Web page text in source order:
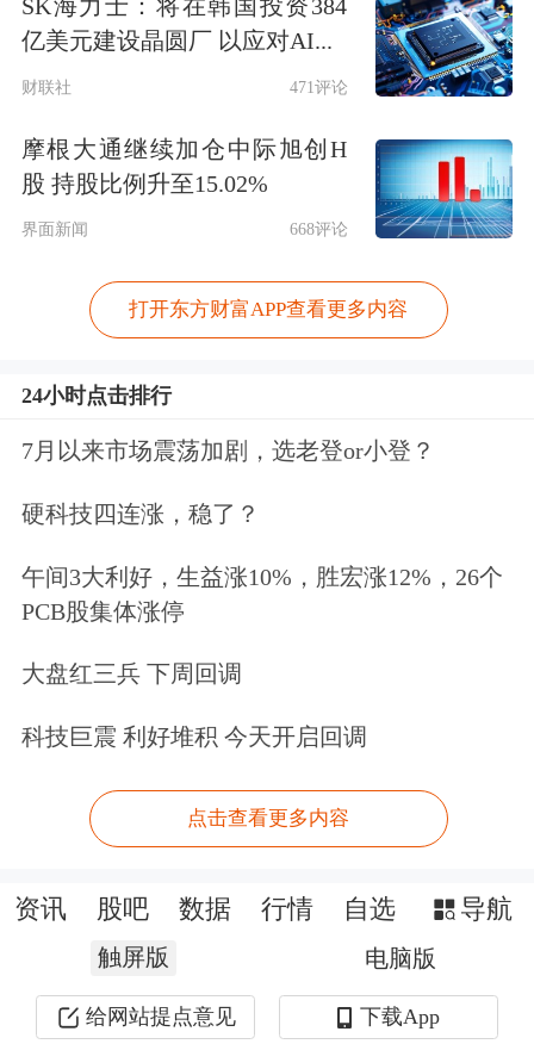
SK海力士：将在韩国投资384
亿美元建设晶圆厂 以应对AI...
财联社 471评论
摩根大通继续加仓中际旭创H
股 持股比例升至15.02%
界面新闻 668评论
打开东方财富APP查看更多内容
24小时点击排行
7月以来市场震荡加剧，选老登or小登？
硬科技四连涨，稳了？
午间3大利好，生益涨10%，胜宏涨12%，26个
PCB股集体涨停
大盘红三兵 下周回调
科技巨震 利好堆积 今天开启回调
点击查看更多内容
资讯 股吧 数据 行情 自选 导航
触屏版 电脑版
给网站提点意见 下载App